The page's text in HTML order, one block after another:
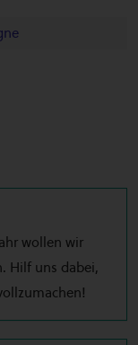
wollen wir
Hilf uns dabei,